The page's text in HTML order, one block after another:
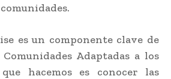
es un componente clave de
Adaptadas a los
hacemos es conocer las